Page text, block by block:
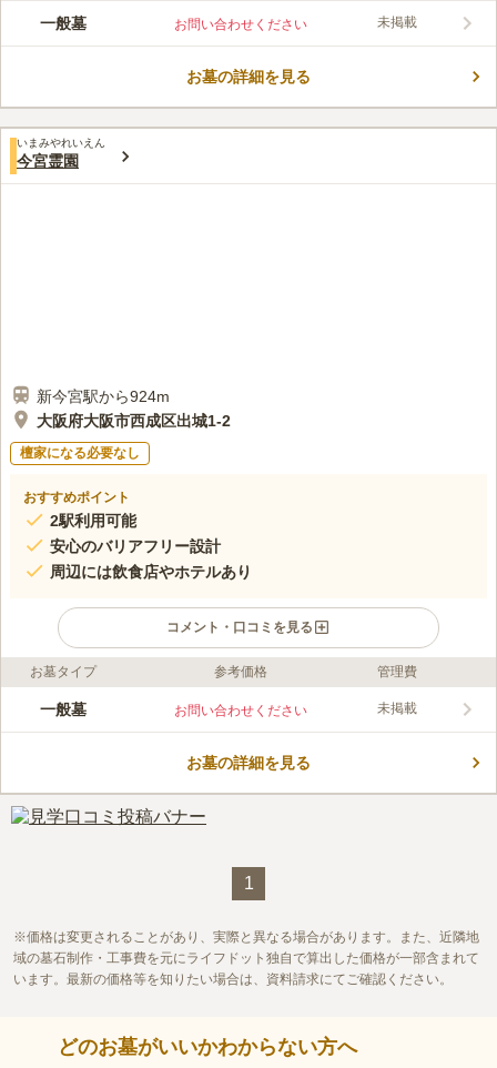
この霊園はまだ誰からも評価されていません。
一般墓 お問い合わせください 未掲載
お墓の詳細を見る
いまみやれいえん
今宮霊園
新今宮駅から924m
大阪府大阪市西成区出城1-2
檀家になる必要なし
おすすめポイント
2駅利用可能
安心のバリアフリー設計
周辺には飲食店やホテルあり
コメント・口コミを見る
ライフドット編集部のコメント
今宮霊園は、宗教不問でお墓を建立できる霊園です。 住宅街に
一緒に、ご家族でお墓参りに足を運ぶことができます。 周辺に
したりお出かけをしたりすることも可能です。
口コミ評価
お墓タイプ 参考価格 管理費
一般墓 お問い合わせください 未掲載
お墓の詳細を見る
1
価格は変更されることがあり、実際と異なる場合があります。また、近隣地
域の墓石制作・工事費を元にライフドット独自で算出した価格が一部含まれて
います。最新の価格等を知りたい場合は、資料請求にてご確認ください。
どのお墓がいいかわからない方へ